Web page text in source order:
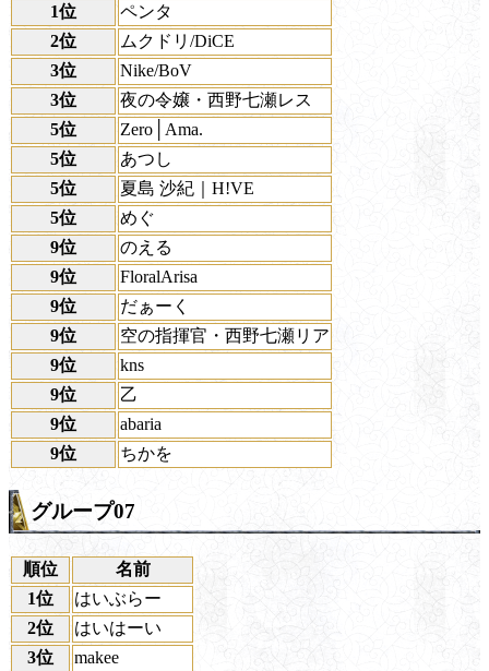
1位
ペンタ
2位
ムクドリ/DiCE
3位
Nike/BoV
3位
夜の令嬢・西野七瀬レス
5位
Zero│Ama.
5位
あつし
5位
夏島 沙紀｜H!VE
5位
めぐ
9位
のえる
9位
FloralArisa
9位
だぁーく
9位
空の指揮官・西野七瀬リア
9位
kns
9位
乙
9位
abaria
9位
ちかを
グループ07
順位
名前
1位
はいぶらー
2位
はいはーい
3位
makee